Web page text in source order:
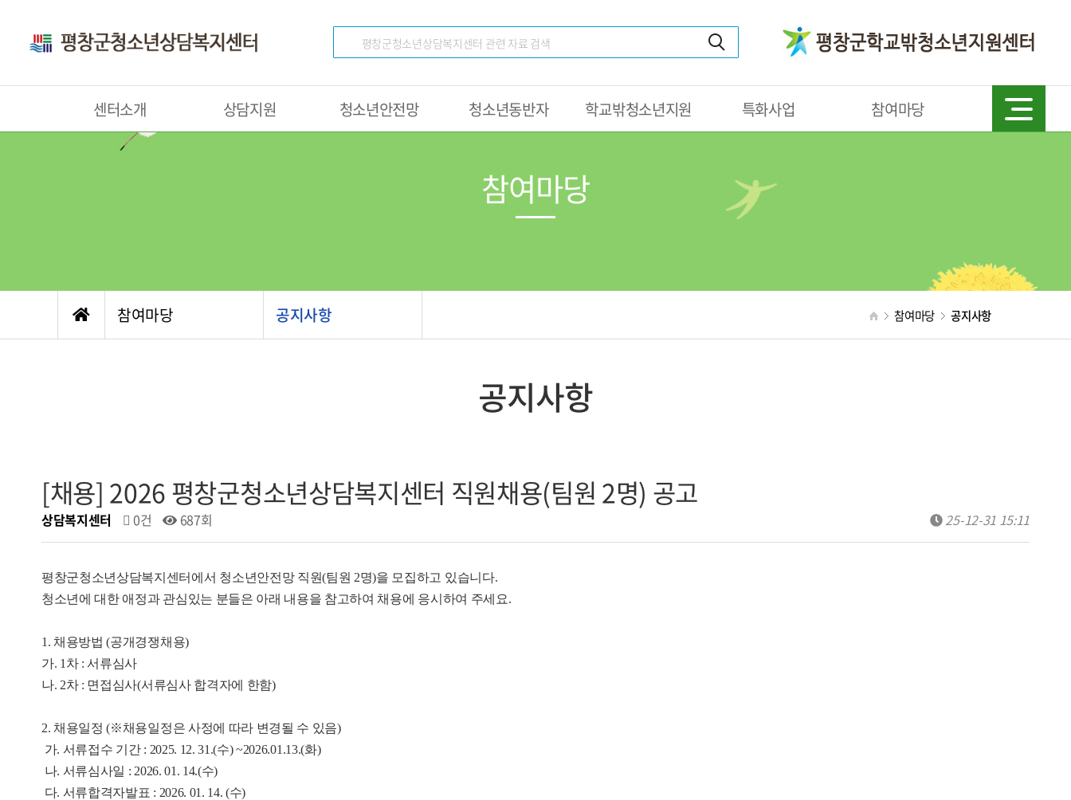
센터소개 상담지원 청소년안전망 청소년동반자 학교밖청소년지원 특화사업 참여마당
참여마당 공지사항 참여마당 공지사항
참여마당
공지사항
[채용] 2026 평창군청소년상담복지센터 직원채용(팀원 2명) 공고
상담복지센터 0건 687회 25-12-31 15:11
평창군청소년상담복지센터에서 청소년안전망 직원(팀원 2명)을 모집하고 있습니다.
청소년에 대한 애정과 관심있는 분들은 아래 내용을 참고하여 채용에 응시하여 주세요.
1. 채용방법 (공개경쟁채용)
가. 1차 : 서류심사
나. 2차 : 면접심사(서류심사 합격자에 한함)
2. 채용일정 (※채용일정은 사정에 따라 변경될 수 있음)
가. 서류접수 기간 : 2025. 12. 31.(수) ~2026.01.13.(화)
나. 서류심사일 : 2026. 01. 14.(수)
다. 서류합격자발표 : 2026. 01. 14. (수)